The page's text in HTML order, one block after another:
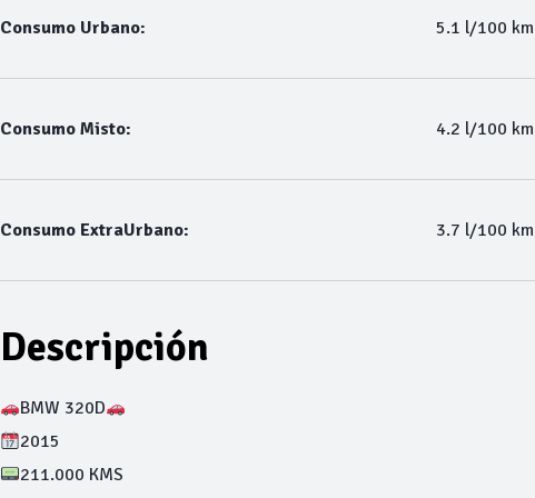
Consumo Urbano: 5.1 l/100 km
Consumo Misto: 4.2 l/100 km
Consumo ExtraUrbano: 3.7 l/100 km
Descripción
BMW 320D
2015
211.000 KMS